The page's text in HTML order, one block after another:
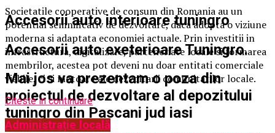
Accesorii auto interioare tuningro
Accesorii auto exeterioare Tuningro.
Mai jos va prezentam o poza din
proiectul de dezvoltare al depozitului
tuningro din Pascani jud iasi
Societatile cooperative de consum din Romania au un
potential semnificativ de dezvoltare, daca adopta o viziune
moderna si adaptata economiei actuale. Prin investitii in
infrastructura, digitalizare, parteneriate locale si formarea
membrilor, acestea pot deveni nu doar entitati comerciale
viabile, ci si motoare ale dezvoltarii comunitatilor locale.
Citeste in continuare
Administrație locală